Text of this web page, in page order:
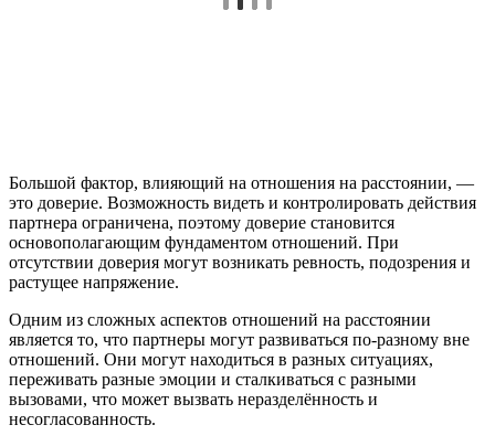
Большой фактор, влияющий на отношения на расстоянии, —
это доверие. Возможность видеть и контролировать действия
партнера ограничена, поэтому доверие становится
основополагающим фундаментом отношений. При
отсутствии доверия могут возникать ревность, подозрения и
растущее напряжение.
Одним из сложных аспектов отношений на расстоянии
является то, что партнеры могут развиваться по-разному вне
отношений. Они могут находиться в разных ситуациях,
переживать разные эмоции и сталкиваться с разными
вызовами, что может вызвать неразделённость и
несогласованность.